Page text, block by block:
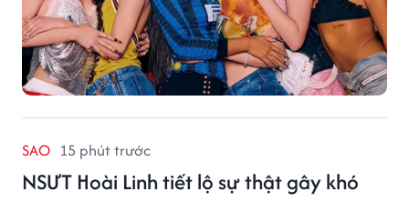
SAO 15 phút trước
NSƯT Hoài Linh tiết lộ sự thật gây khó